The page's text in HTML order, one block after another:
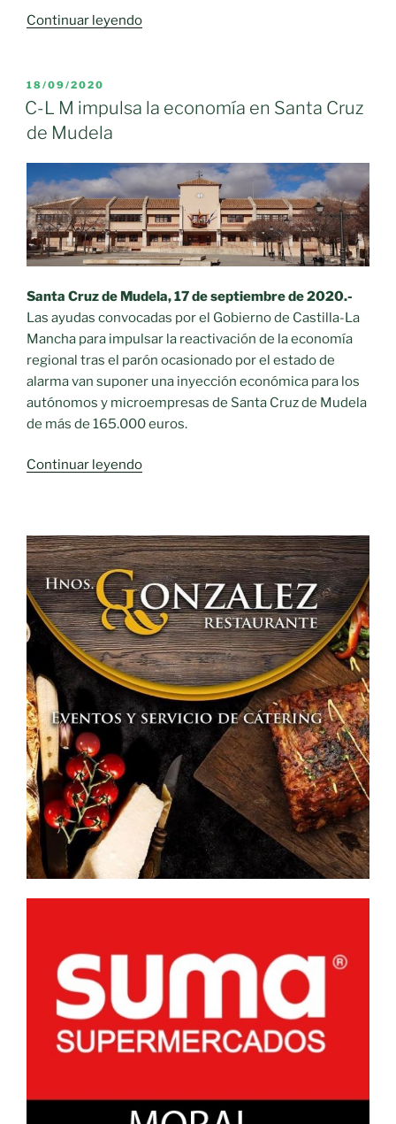
Continuar leyendo«El
La
el
teletrabajo
con
ayudas
para
transformación
y
creación
de
nuevos
empleos
a
en
PUBLICADO
EL
18/09/2020
C-L M impulsa la economía en Santa Cruz
de Mudela
Santa Cruz de Mudela, 17 de septiembre de 2020.-
Las ayudas convocadas por el Gobierno de Castilla-La
Mancha para impulsar la reactivación de la economía
regional tras el parón ocasionado por el estado de
alarma van suponer una inyección económica para los
autónomos y microempresas de Santa Cruz de Mudela
de más de 165.000 euros.
Continuar leyendo«C-
la
economía
en
Santa
Cruz
de
Mudela»